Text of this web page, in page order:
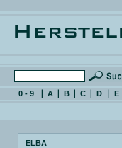
0 - 9 A B C D E
ELBA